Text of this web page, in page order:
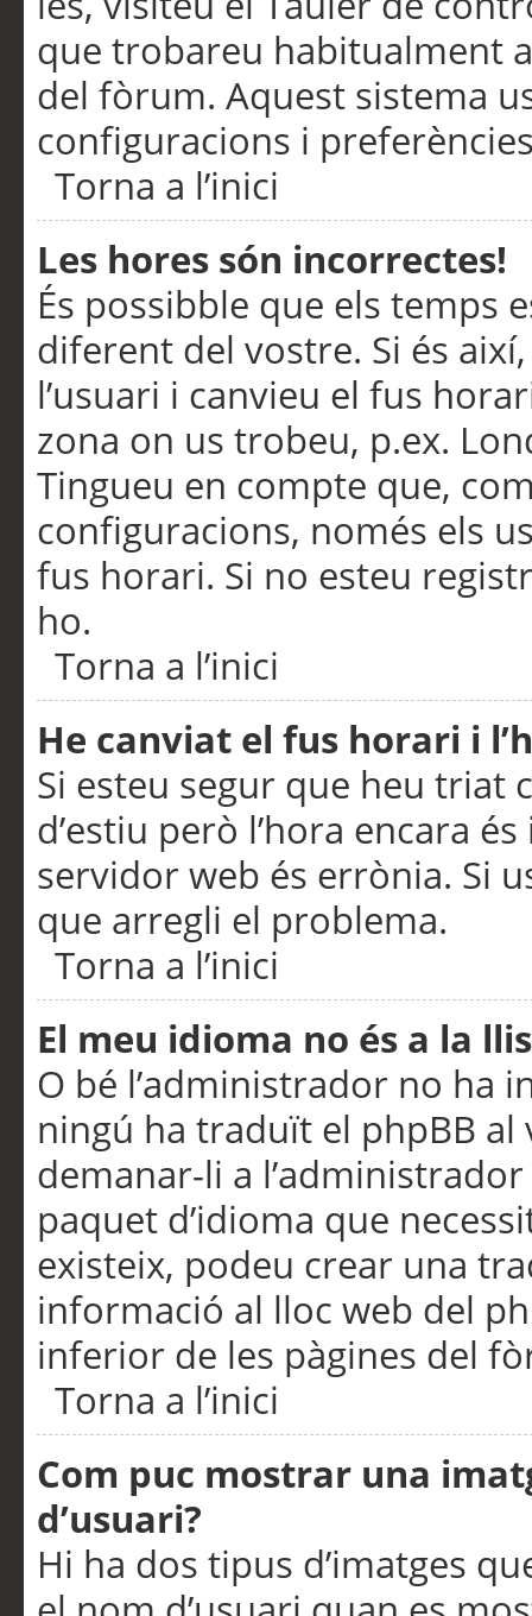
que trobareu habitualment
del fòrum. Aquest sistema
configuracions i
Torna a l’inici
Les hores són incorrectes!
És possibble que els temps
diferent del vostre. Si és
l’usuari i canvieu el fus
zona on us trobeu, p.ex.
Tingueu en compte que,
configuracions, només els
fus horari. Si no esteu
ho.
Torna a l’inici
He canviat el fus horari i
Si esteu segur que heu triat
d’estiu però l’hora encara
servidor web és errònia. Si
que arregli el problema.
Torna a l’inici
El meu idioma no és a la
O bé l’administrador no ha
ningú ha traduït el phpBB
demanar-li a
paquet d’idioma que
existeix, podeu crear una
informació al lloc web del
inferior de les pàgines del
Torna a l’inici
Com puc mostrar una
d’usuari?
Hi ha dos tipus d’imatges